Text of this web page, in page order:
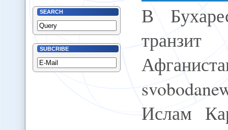
SEARCH
SUBCRIBE
В
Ислам